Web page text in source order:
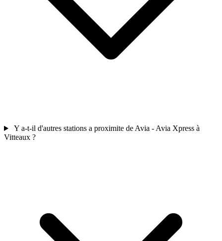
Y a-t-il d'autres stations a proximite de Avia - Avia Xpress à
Vitteaux ?